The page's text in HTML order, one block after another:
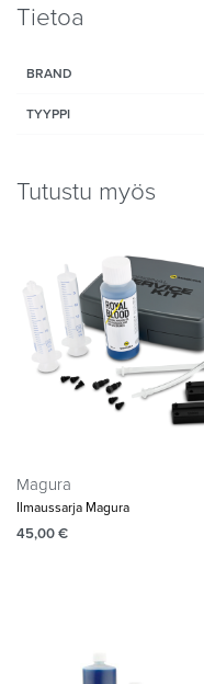
Tietoa
BRAND
TYYPPI
Tutustu myös
Magura
Ilmaussarja Magura
45,00€